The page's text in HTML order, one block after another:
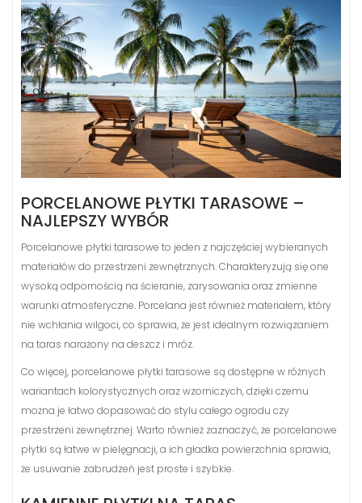
PORCELANOWE PŁYTKI TARASOWE –
NAJLEPSZY WYBÓR
Porcelanowe płytki tarasowe to jeden z najczęściej wybieranych
materiałów do przestrzeni zewnętrznych. Charakteryzują się one
wysoką odpornością na ścieranie, zarysowania oraz zmienne
warunki atmosferyczne. Porcelana jest również materiałem, który
nie wchłania wilgoci, co sprawia, że jest idealnym rozwiązaniem
na taras narażony na deszcz i mróz.
Co więcej, porcelanowe płytki tarasowe są dostępne w różnych
wariantach kolorystycznych oraz wzorniczych, dzięki czemu
można je łatwo dopasować do stylu całego ogrodu czy
przestrzeni zewnętrznej. Warto również zaznaczyć, że porcelanowe
płytki są łatwe w pielęgnacji, a ich gładka powierzchnia sprawia,
że usuwanie zabrudzeń jest proste i szybkie.